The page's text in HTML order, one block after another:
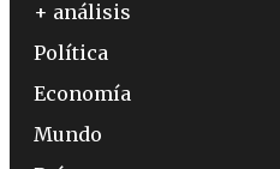
+ análisis
Política
Economía
Mundo